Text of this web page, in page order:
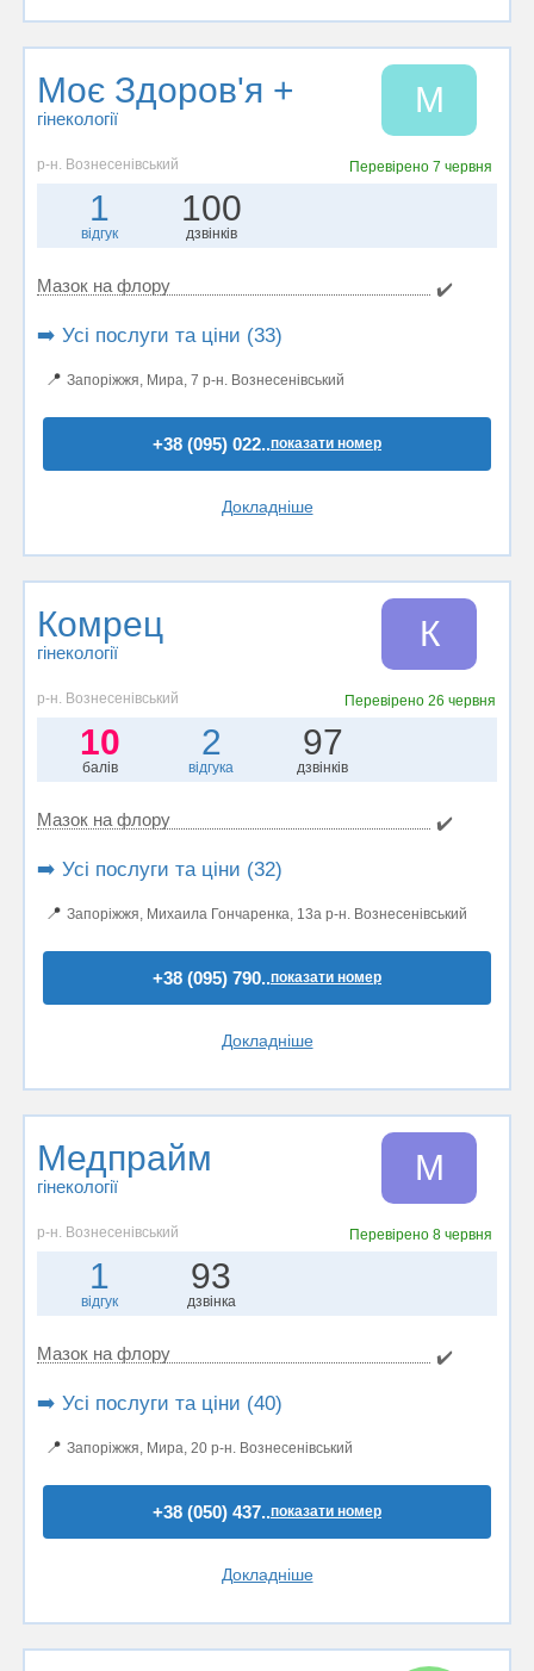
Моє Здоров'я +
гінекології М
р-н. Вознесенівський Перевірено 7 червня
1
відгук
100
дзвінків
Мазок на флору ✔️
➡️ Усі послуги та ціни (33)
📍 Запоріжжя, Мира, 7 р-н. Вознесенівський
+38 (095) 022..показати номер
Докладніше
Комрец
гінекології К
р-н. Вознесенівський Перевірено26 червня
10
балів
2
відгука
97
дзвінків
Мазок на флору ✔️
➡️ Усі послуги та ціни (32)
📍 Запоріжжя, Михаила Гончаренка, 13а р-н. Вознесенівський
+38 (095) 790..показати номер
Докладніше
Медпрайм
гінекології М
р-н. Вознесенівський Перевірено 8 червня
1
відгук
93
дзвінка
Мазок на флору ✔️
➡️ Усі послуги та ціни (40)
📍 Запоріжжя, Мира, 20 р-н. Вознесенівський
+38 (050) 437..показати номер
Докладніше